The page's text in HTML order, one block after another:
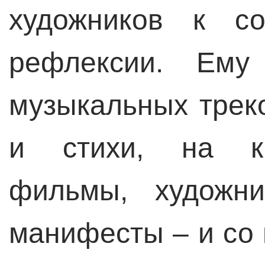
художников к
рефлексии.
музыкальных
и стихи, на
фильмы,
манифесты – и со